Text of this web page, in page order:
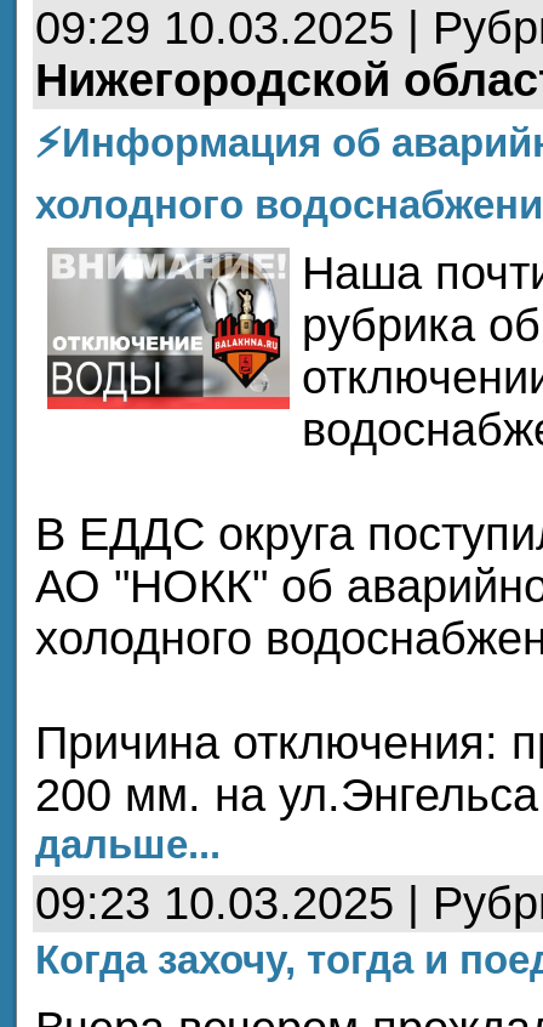
09:29 10.03.2025 |
Нижегородской
⚡️Информация об
холодного
Наша
рубрика
В ЕДДС округа
АО "НОКК" об
холодного
Причина отключения:
200 мм. на
дальше...
09:23 10.03.2025 |
Когда захочу, тогда и